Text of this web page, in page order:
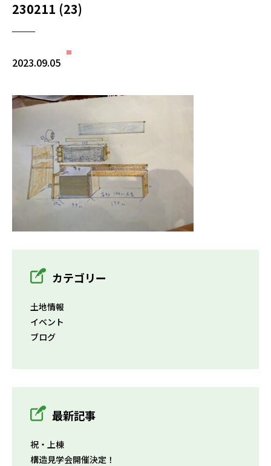
230211 (23)
2023.09.05
カテゴリー
土地情報
イベント
ブログ
最新記事
祝・上棟
構造見学会開催決定！